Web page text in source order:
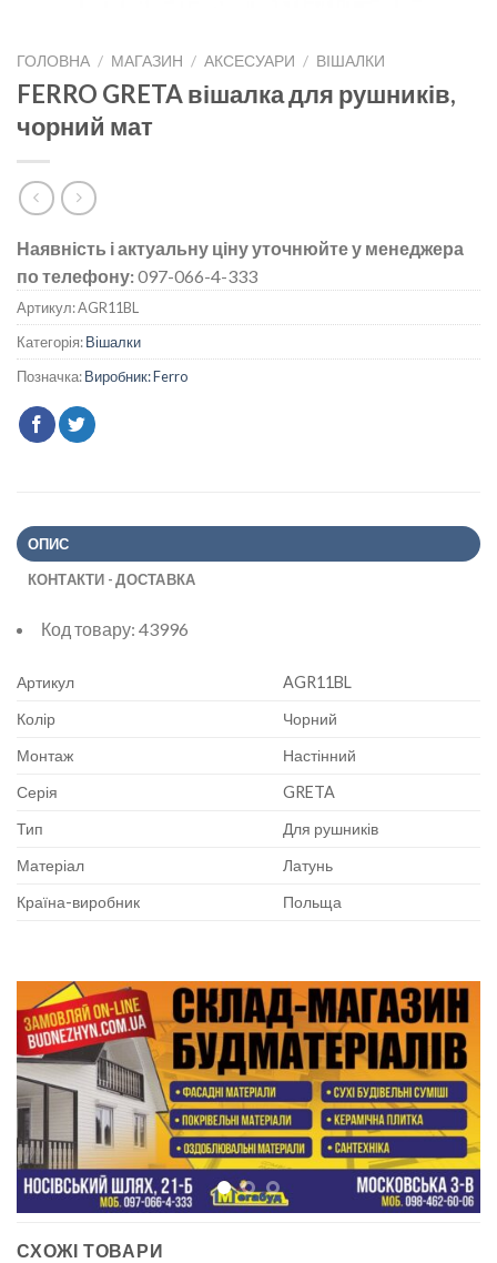
ГОЛОВНА / МАГАЗИН / АКСЕСУАРИ / ВІШАЛКИ
FERRO GRETA вішалка для рушників,
чорний мат
Наявність і актуальну ціну уточнюйте у менеджера
по телефону:097-066-4-333
Артикул:AGR11BL
Категорія:Вішалки
Позначка:Виробник: Ferro
ОПИС
КОНТАКТИ - ДОСТАВКА
Код товару: 43996
Артикул
AGR11BL
Колір
Чорний
Монтаж
Настінний
Серія
GRETA
Тип
Для рушників
Матеріал
Латунь
Країна-виробник
Польща
СХОЖІ ТОВАРИ